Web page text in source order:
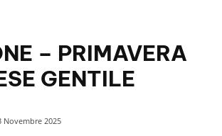
– PRIMAVERA
GENTILE
Novembre 2025